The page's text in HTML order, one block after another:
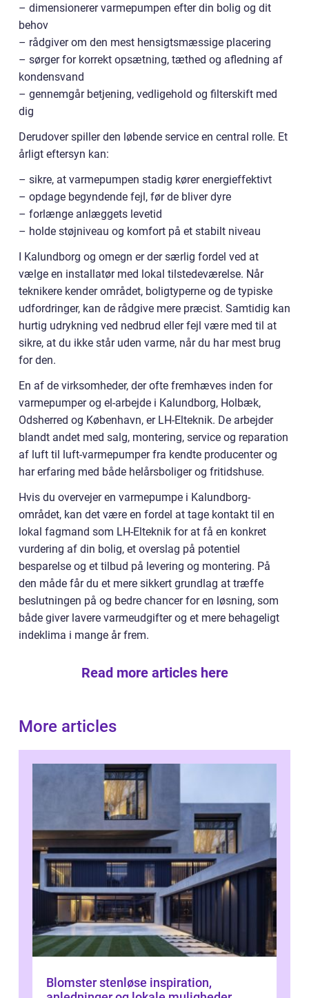
– dimensionerer varmepumpen efter din bolig og dit
behov
– rådgiver om den mest hensigtsmæssige placering
– sørger for korrekt opsætning, tæthed og afledning af
kondensvand
– gennemgår betjening, vedligehold og filterskift med
dig
Derudover spiller den løbende service en central rolle. Et
årligt eftersyn kan:
– sikre, at varmepumpen stadig kører energieffektivt
– opdage begyndende fejl, før de bliver dyre
– forlænge anlæggets levetid
– holde støjniveau og komfort på et stabilt niveau
I Kalundborg og omegn er der særlig fordel ved at
vælge en installatør med lokal tilstedeværelse. Når
teknikere kender området, boligtyperne og de typiske
udfordringer, kan de rådgive mere præcist. Samtidig kan
hurtig udrykning ved nedbrud eller fejl være med til at
sikre, at du ikke står uden varme, når du har mest brug
for den.
En af de virksomheder, der ofte fremhæves inden for
varmepumper og el-arbejde i Kalundborg, Holbæk,
Odsherred og København, er LH-Elteknik. De arbejder
blandt andet med salg, montering, service og reparation
af luft til luft-varmepumper fra kendte producenter og
har erfaring med både helårsboliger og fritidshuse.
Hvis du overvejer en varmepumpe i Kalundborg-
området, kan det være en fordel at tage kontakt til en
lokal fagmand som LH-Elteknik for at få en konkret
vurdering af din bolig, et overslag på potentiel
besparelse og et tilbud på levering og montering. På
den måde får du et mere sikkert grundlag at træffe
beslutningen på og bedre chancer for en løsning, som
både giver lavere varmeudgifter og et mere behageligt
indeklima i mange år frem.
Read more articles here
More articles
Blomster stenløse inspiration,